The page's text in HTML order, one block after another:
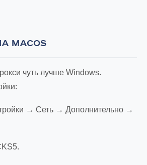
MACOS
чуть лучше Windows.
→ Сеть → Дополнительно →